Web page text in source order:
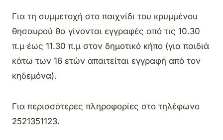
Για τη συμμετοχή στο παιχνίδι του κρυμμένου
θησαυρού θα γίνονται εγγραφές από τις 10.30
π.μ έως 11.30 π.μ στον δημοτικό κήπο (για παιδιά
κάτω των 16 ετών απαιτείται εγγραφή από τον
κηδεμόνα).
Για περισσότερες πληροφορίες στο τηλέφωνο
2521351123.